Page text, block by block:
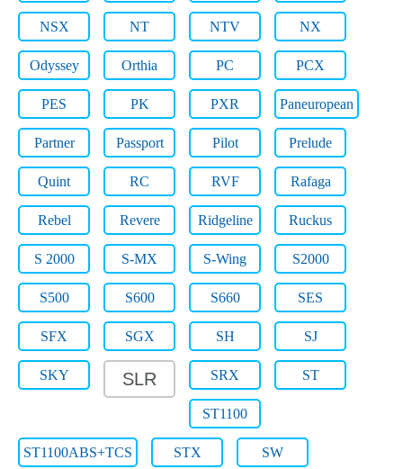
NSX NT NTV NX
Odyssey Orthia PC PCX
PES PK PXR Paneuropean
Partner Passport Pilot Prelude
Quint RC RVF Rafaga
Rebel Revere Ridgeline Ruckus
S 2000 S-MX S-Wing S2000
S500 S600 S660 SES
SFX SGX SH SJ
SKY SLR SRX ST
ST1100
ST1100ABS+TCS STX SW